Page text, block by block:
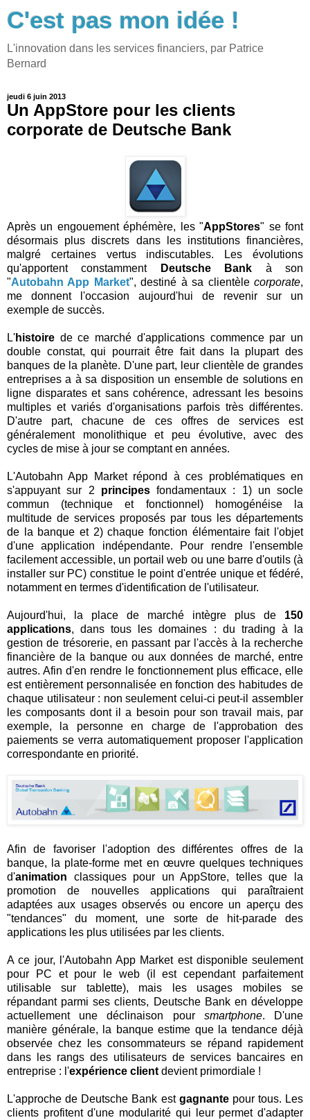
C'est pas mon idée !
L'innovation dans les services financiers, par Patrice
Bernard
jeudi 6 juin 2013
Un AppStore pour les clients
corporate de Deutsche Bank
Après un engouement éphémère, les "AppStores" se font
désormais plus discrets dans les institutions financières,
malgré certaines vertus indiscutables. Les évolutions
qu'apportent constamment
Deutsche Bank à son
"Autobahn App Market", destiné à sa clientèlecorporate,
me donnent l'occasion aujourd'hui de revenir sur un
exemple de succès.
L'histoire de ce marché d'applications commence par un
double constat, qui pourrait être fait dans la plupart des
banques de la planète. D'une part, leur clientèle de grandes
entreprises a à sa disposition un ensemble de solutions en
ligne disparates et sans cohérence, adressant les besoins
multiples et variés d'organisations parfois très différentes.
D'autre part, chacune de ces offres de services est
généralement monolithique et peu évolutive, avec des
cycles de mise à jour se comptant en années.
L'Autobahn App Market répond à ces problématiques en
s'appuyant sur 2 principesfondamentaux : 1) un socle
commun (technique et fonctionnel) homogénéise la
multitude de services proposés par tous les départements
de la banque et 2) chaque fonction élémentaire fait l'objet
d'une application indépendante. Pour rendre l'ensemble
facilement accessible, un portail web ou une barre d'outils (à
installer sur PC) constitue le point d'entrée unique et fédéré,
notamment en termes d'identification de l'utilisateur.
Aujourd'hui, la place de marché intègre plus de 150
applications, dans tous les domaines : du trading à la
gestion de trésorerie, en passant par l'accès à la recherche
financière de la banque ou aux données de marché, entre
autres. Afin d'en rendre le fonctionnement plus efficace, elle
est entièrement personnalisée en fonction des habitudes de
chaque utilisateur : non seulement celui-ci peut-il assembler
les composants dont il a besoin pour son travail mais, par
exemple, la personne en charge de l'approbation des
paiements se verra automatiquement proposer l'application
correspondante en priorité.
Afin de favoriser l'adoption des différentes offres de la
banque, la plate-forme met en œuvre quelques techniques
d'animation classiques pour un AppStore, telles que la
promotion de nouvelles applications qui paraîtraient
adaptées aux usages observés ou encore un aperçu des
"tendances" du moment, une sorte de hit-parade des
applications les plus utilisées par les clients.
A ce jour, l'Autobahn App Market est disponible seulement
pour PC et pour le web (il est cependant parfaitement
utilisable sur tablette), mais les usages mobiles se
répandant parmi ses clients, Deutsche Bank en développe
actuellement une déclinaison pour smartphone. D'une
manière générale, la banque estime que la tendance déjà
observée chez les consommateurs se répand rapidement
dans les rangs des utilisateurs de services bancaires en
entreprise : l'expérience clientdevient primordiale !
L'approche de Deutsche Bank est gagnantepour tous. Les
clients profitent d'une modularité qui leur permet d'adapter